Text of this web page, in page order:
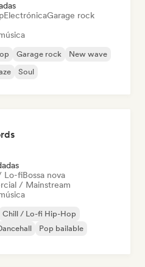
ElectrónicaGarage rock
Garage rock
New wave
Soul
Lo-fiBossa nova
/ Mainstream
Chill / Lo-fi Hip-Hop
Pop bailable